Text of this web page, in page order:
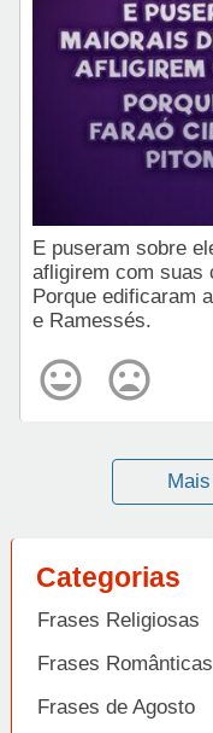
E puseram sobre
afligirem com suas
Porque edificaram
e Ramessés.
Categorias
Frases Religiosas
Frases Românticas
Frases de Agosto